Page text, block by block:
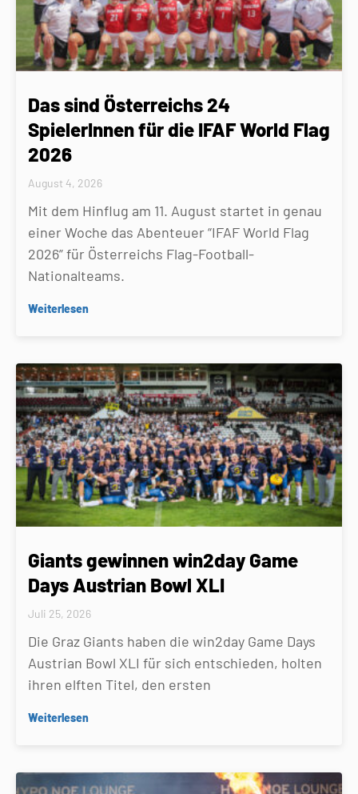
Das sind Österreichs 24
SpielerInnen für die IFAF World Flag
2026
August 4, 2026
Mit dem Hinflug am 11. August startet in genau
einer Woche das Abenteuer “IFAF World Flag
2026” für Österreichs Flag-Football-
Nationalteams.
Weiterlesen
Giants gewinnen win2day Game
Days Austrian Bowl XLI
Juli 25, 2026
Die Graz Giants haben die win2day Game Days
Austrian Bowl XLI für sich entschieden, holten
ihren elften Titel, den ersten
Weiterlesen